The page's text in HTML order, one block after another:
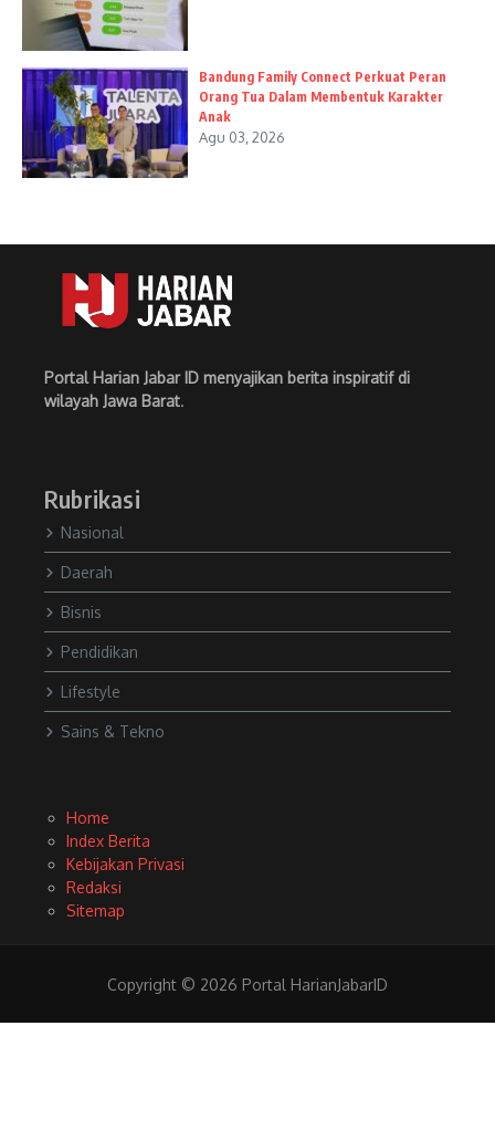
Bandung Family Connect Perkuat Peran
Orang Tua Dalam Membentuk Karakter
Anak
Agu 03, 2026
Portal Harian Jabar ID menyajikan berita inspiratif di
wilayah Jawa Barat.
Rubrikasi
Nasional
Daerah
Bisnis
Pendidikan
Lifestyle
Sains & Tekno
Home
Index Berita
Kebijakan Privasi
Redaksi
Sitemap